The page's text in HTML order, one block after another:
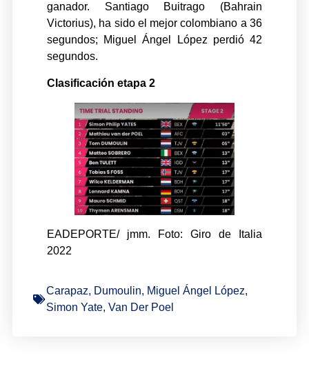
ganador. Santiago Buitrago (Bahrain
Victorius), ha sido el mejor colombiano a 36
segundos; Miguel Ángel López perdió 42
segundos.
Clasificación etapa 2
EADEPORTE/ jmm. Foto: Giro de Italia
2022
Carapaz, Dumoulin, Miguel Ángel López,
Simon Yate, Van Der Poel